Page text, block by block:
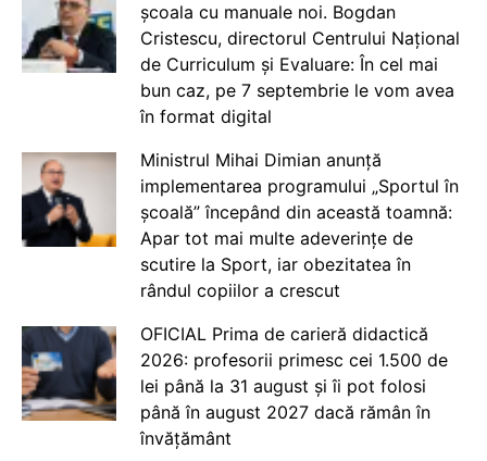
școala cu manuale noi. Bogdan
Cristescu, directorul Centrului Național
de Curriculum și Evaluare: În cel mai
bun caz, pe 7 septembrie le vom avea
în format digital
Ministrul Mihai Dimian anunță
implementarea programului „Sportul în
școală” începând din această toamnă:
Apar tot mai multe adeverințe de
scutire la Sport, iar obezitatea în
rândul copiilor a crescut
OFICIAL Prima de carieră didactică
2026: profesorii primesc cei 1.500 de
lei până la 31 august și îi pot folosi
până în august 2027 dacă rămân în
învățământ